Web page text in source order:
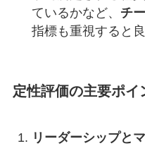
ているかなど、 チ
指標も重視すると
定性評価の主要ポイ
リーダーシップと